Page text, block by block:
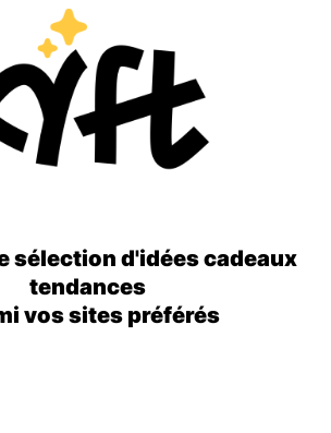
sélection d'idées cadeaux
tendances
vos sites préférés